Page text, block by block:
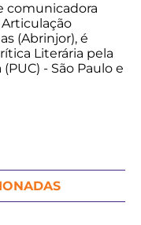
comunicadora
(Abrinjor), é
Literária pela
- São Paulo e